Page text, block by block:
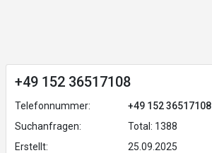
+49 152 36517108
Telefonnummer:
+49 152 36517108
Suchanfragen:
Total: 1388
Erstellt:
25.09.2025